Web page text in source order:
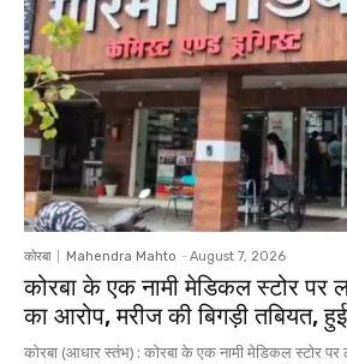
कोरबा Mahendra Mahto - August 7, 2026
कोरबा के एक नामी मेडिकल स्टोर पर
का आरोप, मरीज की बिगड़ी तबियत,
कोरबा (आधार स्तंभ) : कोरबा के एक नामी मेडिकल स्टोर पर